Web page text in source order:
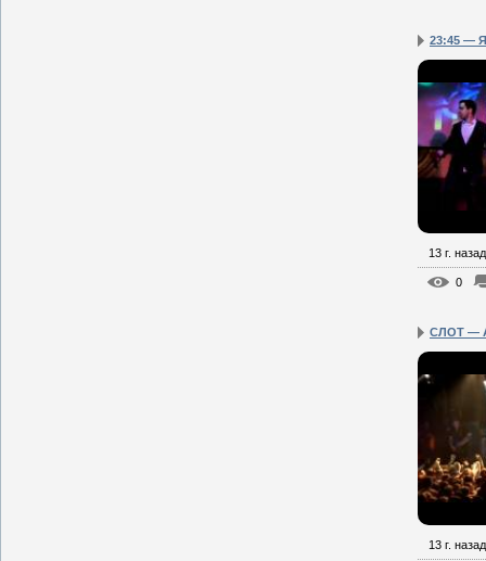
23:45 —
13 г. назад
0
СЛОТ —
13 г. назад